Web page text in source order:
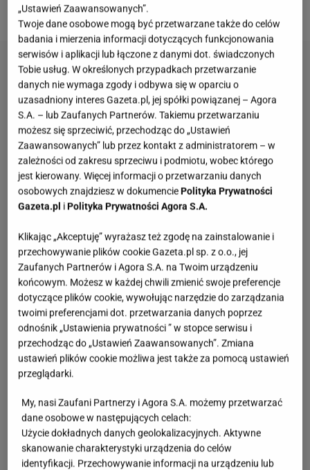
ważna jak to, że została babcią.
„Ustawień Zaawansowanych”.
Twoje dane osobowe mogą być przetwarzane także do celów
badania i mierzenia informacji dotyczących funkcjonowania
serwisów i aplikacji lub łączone z danymi dot. świadczonych
Tobie usług. W określonych przypadkach przetwarzanie
danych nie wymaga zgody i odbywa się w oparciu o
uzasadniony interes Gazeta.pl, jej spółki powiązanej – Agora
S.A. – lub Zaufanych Partnerów. Takiemu przetwarzaniu
możesz się sprzeciwić, przechodząc do „Ustawień
Zaawansowanych” lub przez kontakt z administratorem – w
zależności od zakresu sprzeciwu i podmiotu, wobec którego
jest kierowany. Więcej informacji o przetwarzaniu danych
osobowych znajdziesz w dokumenciePolityka Prywatności
Gazeta.pl iPolityka Prywatności Agora S.A.
Klikając „Akceptuję” wyrażasz też zgodę na zainstalowanie i
przechowywanie plików cookie Gazeta.pl sp. z o.o., jej
Zaufanych Partnerów i Agora S.A. na Twoim urządzeniu
końcowym. Możesz w każdej chwili zmienić swoje preferencje
dotyczące plików cookie, wywołując narzędzie do zarządzania
twoimi preferencjami dot. przetwarzania danych poprzez
odnośnik „Ustawienia prywatności ” w stopce serwisu i
przechodząc do „Ustawień Zaawansowanych”. Zmiana
ustawień plików cookie możliwa jest także za pomocą ustawień
przeglądarki.
My, nasi Zaufani Partnerzy i Agora S.A. możemy przetwarzać
dane osobowe w następujących celach:
Użycie dokładnych danych geolokalizacyjnych. Aktywne
skanowanie charakterystyki urządzenia do celów
identyfikacji. Przechowywanie informacji na urządzeniu lub